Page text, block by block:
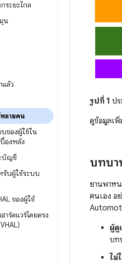
กระยะไกล
น
ล้ว
หลายคน
บของผู้ใช้ใน
องหลัง
บัญชี
รับผู้ใช้ระบบ
ของผู้ใช้
าร์ดแวร์โดยตรง
รูปที่ 1 ป
ดูข้อมูลเพิ่
บทบา
ยานพาห
ตนเอง อ
ผู้ดู
บท
ไม่